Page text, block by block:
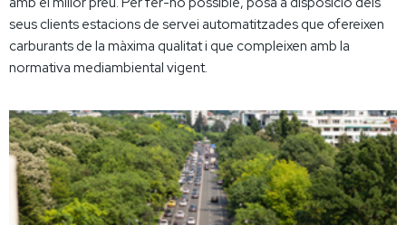
seus clients estacions de servei automatitzades que ofereixen
carburants de la màxima qualitat i que compleixen amb la
normativa mediambiental vigent.